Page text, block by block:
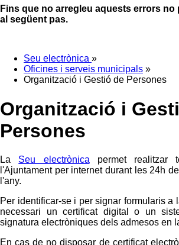
Fins que no arregleu aquests errors
al següent pas.
Seu electrònica »
Oficines i serveis municipals »
Organització i Gestió de Persones
Organització i
Persones
La Seu electrònica permet realitzar
l'Ajuntament per internet durant les 24h
l'any.
Per identificar-se i per signar formularis a
necessari un certificat digital o un
signatura electròniques dels admesos en
En cas de no disposar de certificat